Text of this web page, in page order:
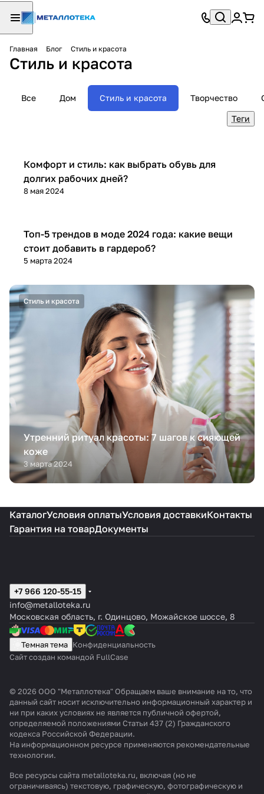
Главная Блог Стиль и красота
Стиль и красота
Все Дом Стиль и красота Творчество
Теги
Советы покупателям
8 мая 2024
Комфорт и стиль: как выбрать обувь для
долгих рабочих дней?
Стиль и красота
5 марта 2024
Топ-5 трендов в моде 2024 года: какие вещи
стоит добавить в гардероб?
Стиль и красота
3 марта 2024
Утренний ритуал красоты: 7 шагов к сияющей
коже
КаталогУсловия оплатыУсловия доставкиКонтакты
Гарантия на товарДокументы
+7 966 120-55-15
info@metalloteka.ru
Московская область, г. Одинцово, Можайское шоссе, 8
Темная тема Конфиденциальность
Сайт создан командой FullCase
© 2026 ООО "Металлотека" Обращаем ваше внимание на то, что
данный сайт носит исключительно информационный характер и
ни при каких условиях не является публичной офертой,
определяемой положениями Статьи 437 (2) Гражданского
кодекса Российской Федерации.
На информационном ресурсе применяются рекомендательные
технологии.
Все ресурсы сайта metalloteka.ru, включая (но не
ограничиваясь) текстовую, графическую, фотографическую и